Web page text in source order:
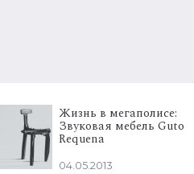
Жизнь в мегаполисе:
Звуковая мебель Guto
Requena
04.05.2013